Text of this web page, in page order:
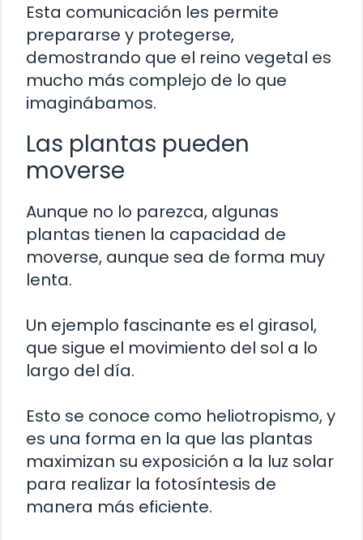
Esta comunicación les permite
prepararse y protegerse,
demostrando que el reino vegetal es
mucho más complejo de lo que
imaginábamos.
Las plantas pueden
moverse
Aunque no lo parezca, algunas
plantas tienen la capacidad de
moverse, aunque sea de forma muy
lenta.
Un ejemplo fascinante es el girasol,
que sigue el movimiento del sol a lo
largo del día.
Esto se conoce como heliotropismo, y
es una forma en la que las plantas
maximizan su exposición a la luz solar
para realizar la fotosíntesis de
manera más eficiente.